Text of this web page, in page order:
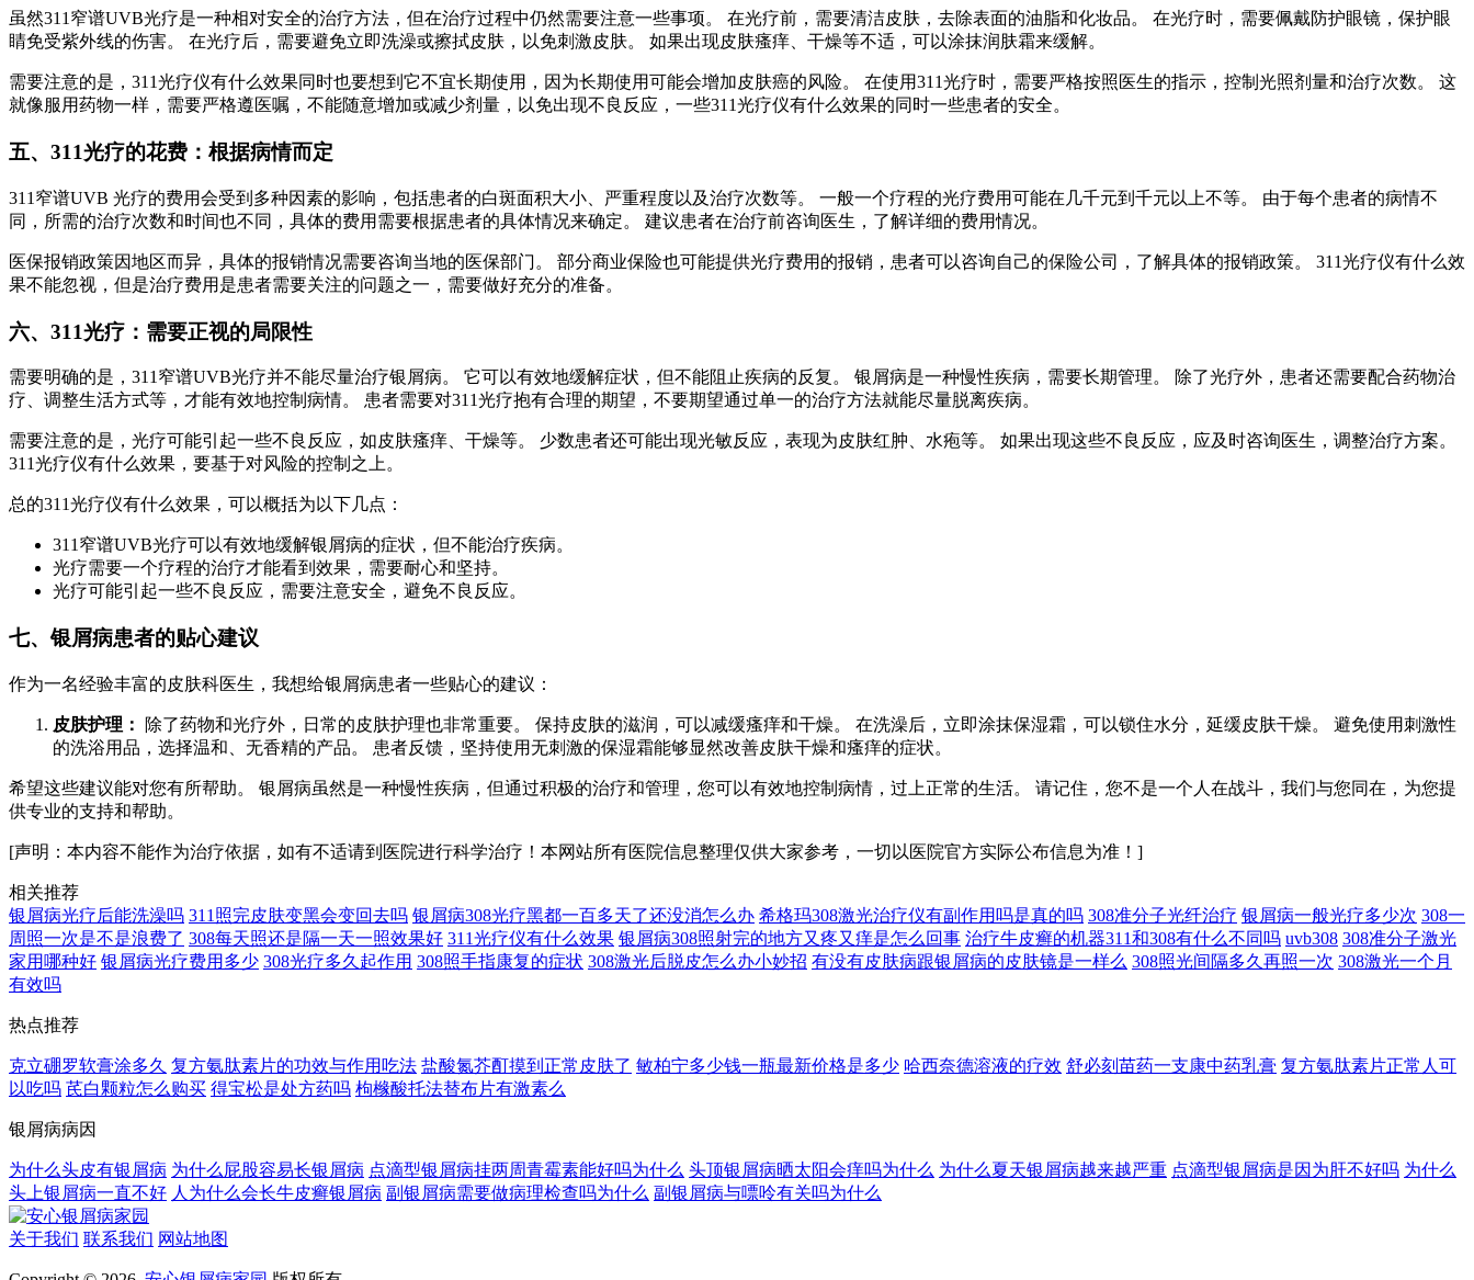
虽然311窄谱UVB光疗是一种相对安全的治疗方法，但在治疗过程中仍然需要注意一些事项。 在光疗前，需要清洁皮肤，去除表面的油脂和化妆品。 在光疗时，需要佩戴防护眼镜，保护眼
睛免受紫外线的伤害。 在光疗后，需要避免立即洗澡或擦拭皮肤，以免刺激皮肤。 如果出现皮肤瘙痒、干燥等不适，可以涂抹润肤霜来缓解。
需要注意的是，311光疗仪有什么效果同时也要想到它不宜长期使用，因为长期使用可能会增加皮肤癌的风险。 在使用311光疗时，需要严格按照医生的指示，控制光照剂量和治疗次数。 这
就像服用药物一样，需要严格遵医嘱，不能随意增加或减少剂量，以免出现不良反应，一些311光疗仪有什么效果的同时一些患者的安全。
五、311光疗的花费：根据病情而定
311窄谱UVB 光疗的费用会受到多种因素的影响，包括患者的白斑面积大小、严重程度以及治疗次数等。 一般一个疗程的光疗费用可能在几千元到千元以上不等。 由于每个患者的病情不
同，所需的治疗次数和时间也不同，具体的费用需要根据患者的具体情况来确定。 建议患者在治疗前咨询医生，了解详细的费用情况。
医保报销政策因地区而异，具体的报销情况需要咨询当地的医保部门。 部分商业保险也可能提供光疗费用的报销，患者可以咨询自己的保险公司，了解具体的报销政策。 311光疗仪有什么效
果不能忽视，但是治疗费用是患者需要关注的问题之一，需要做好充分的准备。
六、311光疗：需要正视的局限性
需要明确的是，311窄谱UVB光疗并不能尽量治疗银屑病。 它可以有效地缓解症状，但不能阻止疾病的反复。 银屑病是一种慢性疾病，需要长期管理。 除了光疗外，患者还需要配合药物治
疗、调整生活方式等，才能有效地控制病情。 患者需要对311光疗抱有合理的期望，不要期望通过单一的治疗方法就能尽量脱离疾病。
需要注意的是，光疗可能引起一些不良反应，如皮肤瘙痒、干燥等。 少数患者还可能出现光敏反应，表现为皮肤红肿、水疱等。 如果出现这些不良反应，应及时咨询医生，调整治疗方案。
311光疗仪有什么效果，要基于对风险的控制之上。
总的311光疗仪有什么效果，可以概括为以下几点：
311窄谱UVB光疗可以有效地缓解银屑病的症状，但不能治疗疾病。
光疗需要一个疗程的治疗才能看到效果，需要耐心和坚持。
光疗可能引起一些不良反应，需要注意安全，避免不良反应。
七、银屑病患者的贴心建议
作为一名经验丰富的皮肤科医生，我想给银屑病患者一些贴心的建议：
皮肤护理：
除了药物和光疗外，日常的皮肤护理也非常重要。 保持皮肤的滋润，可以减缓瘙痒和干燥。 在洗澡后，立即涂抹保湿霜，可以锁住水分，延缓皮肤干燥。 避免使用刺激性
的洗浴用品，选择温和、无香精的产品。 患者反馈，坚持使用无刺激的保湿霜能够显然改善皮肤干燥和瘙痒的症状。
希望这些建议能对您有所帮助。 银屑病虽然是一种慢性疾病，但通过积极的治疗和管理，您可以有效地控制病情，过上正常的生活。 请记住，您不是一个人在战斗，我们与您同在，为您提
供专业的支持和帮助。
[声明：本内容不能作为治疗依据，如有不适请到医院进行科学治疗！本网站所有医院信息整理仅供大家参考，一切以医院官方实际公布信息为准！]
相关推荐
银屑病光疗后能洗澡吗 311照完皮肤变黑会变回去吗 银屑病308光疗黑都一百多天了还没消怎么办 希格玛308激光治疗仪有副作用吗是真的吗 308准分子光纤治疗 银屑病一般光疗多少次 308一
周照一次是不是浪费了 308每天照还是隔一天一照效果好 311光疗仪有什么效果 银屑病308照射完的地方又疼又痒是怎么回事 治疗牛皮癣的机器311和308有什么不同吗 uvb308 308准分子激光
家用哪种好 银屑病光疗费用多少 308光疗多久起作用 308照手指康复的症状 308激光后脱皮怎么办小妙招 有没有皮肤病跟银屑病的皮肤镜是一样么 308照光间隔多久再照一次 308激光一个月
有效吗
热点推荐
克立硼罗软膏涂多久 复方氨肽素片的功效与作用吃法 盐酸氮芥酊摸到正常皮肤了 敏柏宁多少钱一瓶最新价格是多少 哈西奈德溶液的疗效 舒必刻苗药一支康中药乳膏 复方氨肽素片正常人可
以吃吗 芪白颗粒怎么购买 得宝松是处方药吗 枸橼酸托法替布片有激素么
银屑病病因
为什么头皮有银屑病 为什么屁股容易长银屑病 点滴型银屑病挂两周青霉素能好吗为什么 头顶银屑病晒太阳会痒吗为什么 为什么夏天银屑病越来越严重 点滴型银屑病是因为肝不好吗 为什么
头上银屑病一直不好 人为什么会长牛皮癣银屑病 副银屑病需要做病理检查吗为什么 副银屑病与嘌呤有关吗为什么
关于我们 联系我们 网站地图